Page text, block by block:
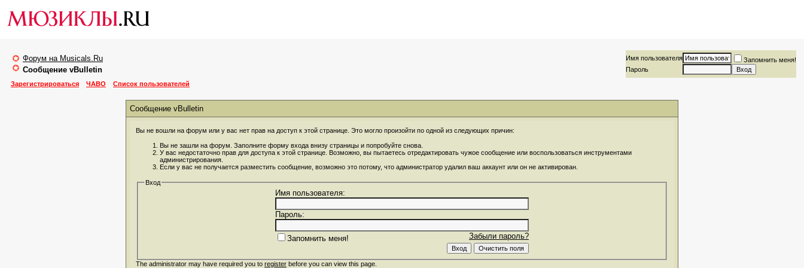
Форум на Musicals.Ru
Сообщение vBulletin
Имя пользователя
Запомнить меня!
Пароль
Зарегистрироваться
ЧАВО Список пользователей
Сообщение vBulletin
Вы не вошли на форум или у вас нет прав на доступ к этой странице. Это могло произойти по одной из следующих причин:
Вы не зашли на форум. Заполните форму входа внизу страницы и попробуйте снова.
У вас недостаточно прав для доступа к этой странице. Возможно, вы пытаетесь отредактировать чужое сообщение или воспользоваться инструментами
администрирования.
Если у вас не получается разместить сообщение, возможно это потому, что администратор удалил ваш аккаунт или он не активирован.
Вход
Имя пользователя:
Пароль:
Забыли пароль?
Запомнить меня!
The administrator may have required you to register before you can view this page.